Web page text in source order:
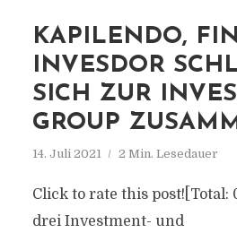
KAPILENDO,
INVESDOR
ICH ZUR
ROUP
14. Juli 2021 2 Min. Lesedauer
Click to rate this post![Total:
drei Investment- und